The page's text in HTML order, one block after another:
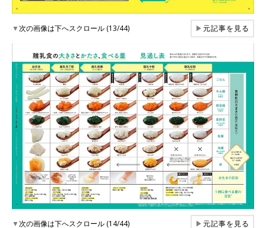
▼次の画像は下へスクロール (13/44) ▶元記事を見る
▼次の画像は下へスクロール (14/44) ▶元記事を見る